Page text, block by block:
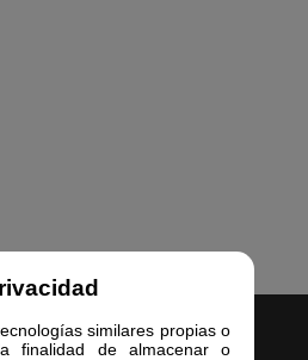
similares propias o
finalidad de almacenar o